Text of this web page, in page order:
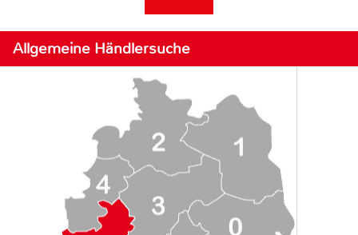
Allgemeine Händlersuche